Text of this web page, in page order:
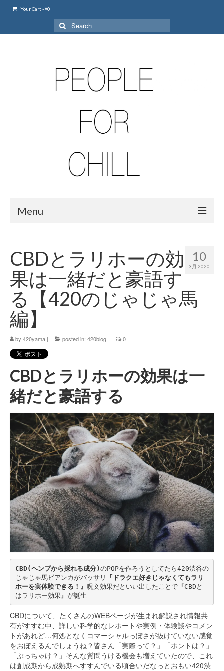
Your Cart-¥0
Search
for:
Menu
420 shibuya_info
420 shibuya_access
420 shibuya_shop
Instagram:420shibuya_official
About:FOUR TWENTY SHIBUYA
YouTube:420shibuya
420 Blog Full
www.h4wp.com
420friendly 通販
10
3月 2020
CBDとラリホーの効
果は一緒だと豪語す
る【420のじゃじゃ馬
編】
by 420yama | posted in: 420blog | 0
CBDとラリホーの効果は一
緒だと豪語する
CBD(ヘンプから採れる成分)のPOPを作ろうとしてたら420渋谷の
じゃじゃ馬ビアンカがバッサリ
『ドラクエ好きじゃなくてもラリ
ホーを実体験できる！』 呪文効果だといい出したことで『CBDと
はラリホー効果』が誕生
CBDについて、たくさんのWEBページが生まれ解説され情報共
有がすすむ中、詳しい科学的なレポートや実例・体験談やコメン
トがあれど…何処となくコマーシャルっぽさが抜けていない感覚
をおぼえるんでしょうね？皆さん「実際って？」「ホントは？」
「ぶっちゃけ？」そんな質問うける機会も増えていたので、これ
は創成期から成熟期へすすんでいる頃合いだなっとおもい420渋